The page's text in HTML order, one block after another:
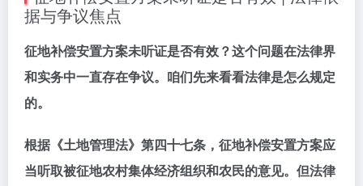
据与争议焦点
征地补偿安置方案未听证是否有效？这个问题在法律界
和实务中一直存在争议。咱们先来看看法律是怎么规定
的。
根据《土地管理法》第四十七条，征地补偿安置方案应
当听取被征地农村集体经济组织和农民的意见。但法律